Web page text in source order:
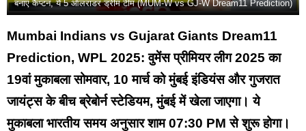
बनाएं कैप्टन, ये 5 ऑलरांडर ड्रीम टीम (MUM-W vs GJ-W Dream11 Prediction)
Mumbai Indians vs Gujarat Giants Dream11
Prediction, WPL 2025: वुमेंस प्रीमियर लीग 2025 का
19वां मुकाबला सोमवार, 10 मार्च को मुंबई इंडियंस और गुजरात
जायंट्स के बीच ब्रेबोर्न स्टेडियम, मुंबई में खेला जाएगा। ये
मुकाबला भारतीय समय अनुसार शाम 07:30 PM से शुरू होगा।